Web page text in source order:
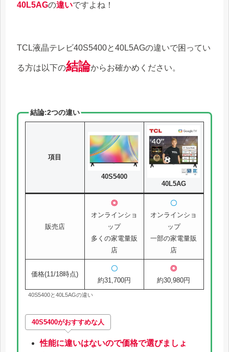
40L5AGの違いですよね！
TCL液晶テレビ40S5400と40L5AGの違いで困ってい
る方は以下の結論からお確かめください。
結論:2つの違い
項目
40S5400
40L5AG
販売店
◎
オンラインショ
ップ
多くの家電量販
店
〇
オンラインショ
ップ
一部の家電量販
店
価格(11/18時点)
〇
約31,700円
◎
約30,980円
40S5400と40L5AGの違い
40S5400がおすすめな人
性能に違いはないので価格で選びましょ